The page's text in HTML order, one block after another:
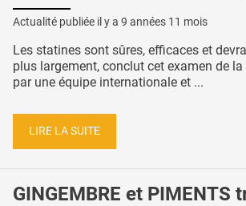
Actualité publiée il y a 9 années 11 mois
Les statines sont sûres, efficaces et
plus largement, conclut cet examen de
par une équipe internationale et ...
LIRE LA SUITE
GINGEMBRE et PIMENTS